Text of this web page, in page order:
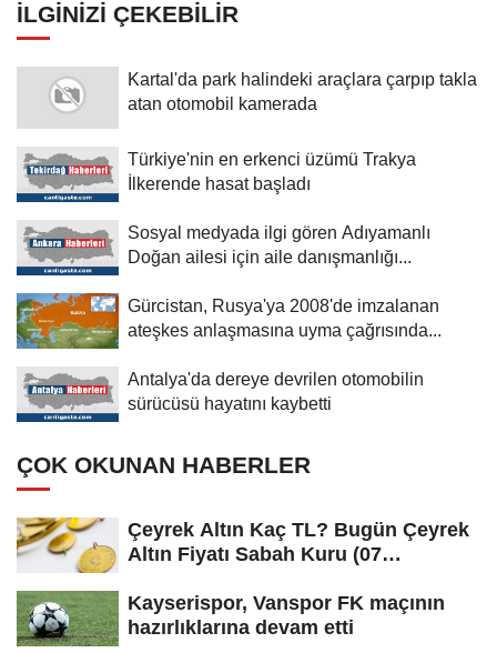
İLGINIZI ÇEKEBILIR
Kartal'da park halindeki araçlara çarpıp takla
atan otomobil kamerada
Türkiye'nin en erkenci üzümü Trakya
İlkerende hasat başladı
Sosyal medyada ilgi gören Adıyamanlı
Doğan ailesi için aile danışmanlığı...
Gürcistan, Rusya'ya 2008'de imzalanan
ateşkes anlaşmasına uyma çağrısında...
Antalya'da dereye devrilen otomobilin
sürücüsü hayatını kaybetti
ÇOK OKUNAN HABERLER
Çeyrek Altın Kaç TL? Bugün Çeyrek
Altın Fiyatı Sabah Kuru (07
Kayserispor, Vanspor FK maçının
hazırlıklarına devam etti